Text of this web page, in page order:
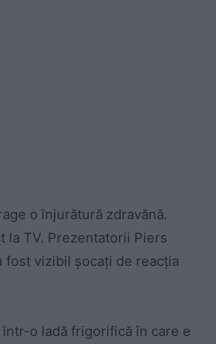
o înjurătură zdravănă.
la TV. Prezentatorii Piers
fost vizibil șocați de reacția
o ladă frigorifică în care e